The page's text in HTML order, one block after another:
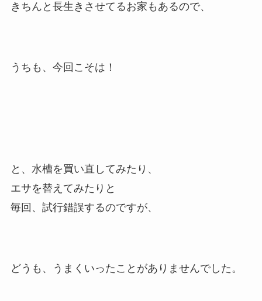
きちんと長生きさせてるお家もあるので、
うちも、今回こそは！
と、水槽を買い直してみたり、
エサを替えてみたりと
毎回、試行錯誤するのですが、
どうも、うまくいったことがありませんでした。